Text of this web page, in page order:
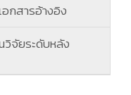
อกสารอ้างอิง
วิจัยระดับหลัง